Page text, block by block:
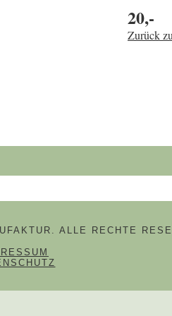
20,-
Zurück
ALLE RECHTE
NAVIGATION